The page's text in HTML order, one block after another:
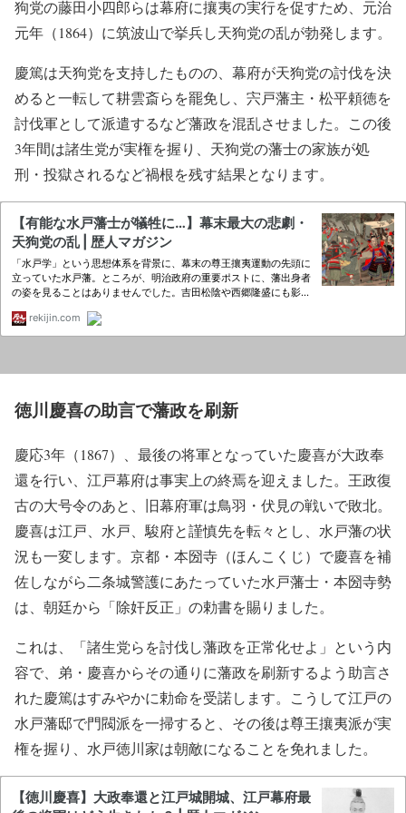
狗党の藤田小四郎らは幕府に攘夷の実行を促すため、元治
元年（1864）に筑波山で挙兵し天狗党の乱が勃発します。
慶篤は天狗党を支持したものの、幕府が天狗党の討伐を決
めると一転して耕雲斎らを罷免し、宍戸藩主・松平頼徳を
討伐軍として派遣するなど藩政を混乱させました。この後
3年間は諸生党が実権を握り、天狗党の藩士の家族が処
刑・投獄されるなど禍根を残す結果となります。
徳川慶喜の助言で藩政を刷新
慶応3年（1867）、最後の将軍となっていた慶喜が大政奉
還を行い、江戸幕府は事実上の終焉を迎えました。王政復
古の大号令のあと、旧幕府軍は鳥羽・伏見の戦いで敗北。
慶喜は江戸、水戸、駿府と謹慎先を転々とし、水戸藩の状
況も一変します。京都・本圀寺（ほんこくじ）で慶喜を補
佐しながら二条城警護にあたっていた水戸藩士・本圀寺勢
は、朝廷から「除奸反正」の勅書を賜りました。
これは、「諸生党らを討伐し藩政を正常化せよ」という内
容で、弟・慶喜からその通りに藩政を刷新するよう助言さ
れた慶篤はすみやかに勅命を受諾します。こうして江戸の
水戸藩邸で門閥派を一掃すると、その後は尊王攘夷派が実
権を握り、水戸徳川家は朝敵になることを免れました。